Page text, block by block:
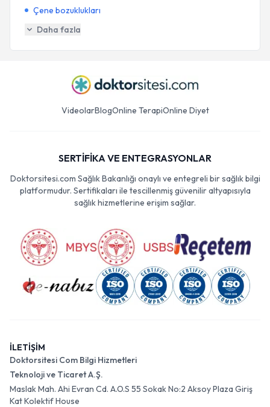
Çene bozuklukları
Daha fazla
VideolarBlogOnline TerapiOnline Diyet
SERTİFİKA VE ENTEGRASYONLAR
Doktorsitesi.com Sağlık Bakanlığı onaylı ve entegreli bir sağlık bilgi
platformudur. Sertifikaları ile tescillenmiş güvenilir altyapısıyla
sağlık hizmetlerine erişim sağlar.
İLETİŞİM
Doktorsitesi Com Bilgi Hizmetleri
Teknoloji ve Ticaret A.Ş.
Maslak Mah. Ahi Evran Cd. A.O.S 55 Sokak No:2 Aksoy Plaza Giriş
Kat Kolektif House